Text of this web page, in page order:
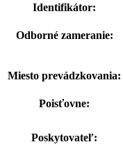
Identifikátor:
Odborné zameranie:
Miesto prevádzkovania:
Poisťovne:
Poskytovateľ: